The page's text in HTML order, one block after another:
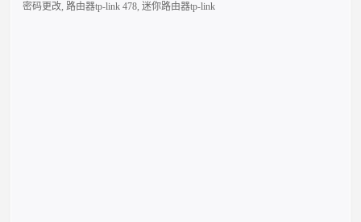
密码更改,路由器tp-link 478,迷你路由器tp-link